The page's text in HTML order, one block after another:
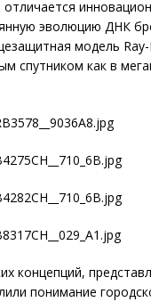
эволюцию ДНК
модель
спутником как в
концепций,
понимание